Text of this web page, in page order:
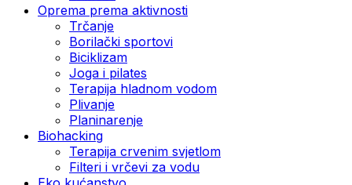
Oprema prema aktivnosti
Trčanje
Borilački sportovi
Biciklizam
Joga i pilates
Terapija hladnom vodom
Plivanje
Planinarenje
Biohacking
Terapija crvenim svjetlom
Filteri i vrčevi za vodu